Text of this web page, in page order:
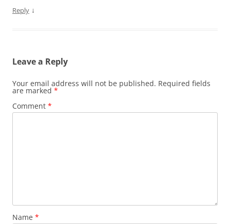
Reply ↓
Leave a Reply
Your email address will not be published. Required fields
are marked *
Comment *
Name *